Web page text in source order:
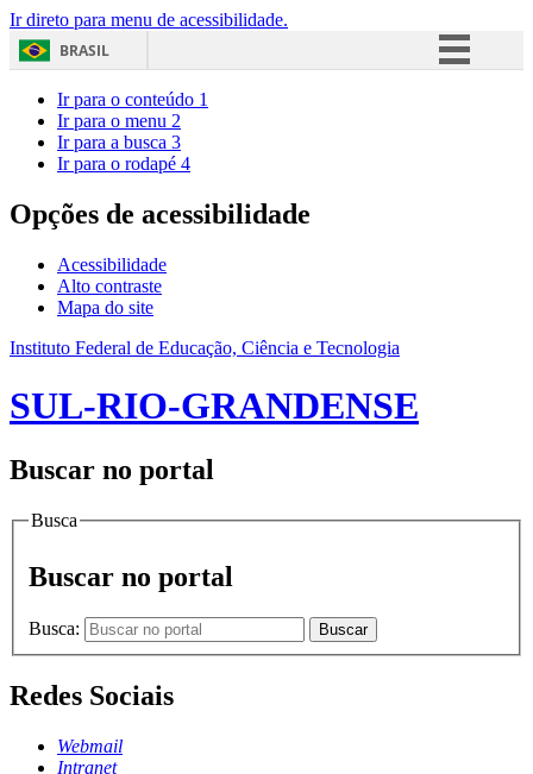
Ir direto para menu de acessibilidade.
BRASIL
Acesso à informação
Ir para o conteúdo 1
Ir para o menu 2
Ir para a busca 3
Ir para o rodapé 4
Opções de acessibilidade
Acessibilidade
Alto contraste
Mapa do site
Instituto Federal de Educação, Ciência e Tecnologia
SUL-RIO-GRANDENSE
Buscar no portal
Busca
Buscar no portal
Busca: Buscar
Redes Sociais
Webmail
Intranet